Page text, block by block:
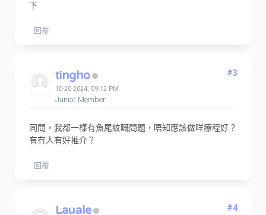
下
回覆
tingho
10-20-2024, 09:12 PM
Junior Member
#3
同問，我都一樣有魚尾紋嘅問題，唔知應該做咩療程好？
有冇人有好推介？
回覆
Lauale #4